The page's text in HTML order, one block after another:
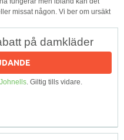
missat någon. Vi ber om ursäkt
på damkläder
Johnells. Giltig tills vidare.